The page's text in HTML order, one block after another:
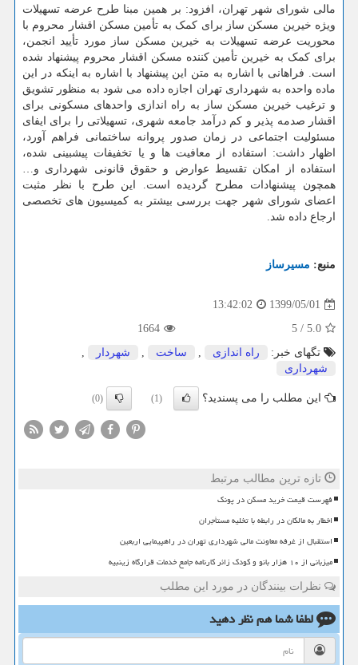
مالی شورای شهر تهران، افزود: بر همین مبنا طرح عرضه تسهیلات
ویژه خیرین مسکن ساز برای کمک به تأمین مسکن اقشار محروم با
محوریت عرضه تسهیلات به خیرین مسکن ساز مورد تأیید انجمن،
برای کمک به خیرین تأمین کننده مسکن اقشار محروم پیشنهاد شده
است. فراهانی با اشاره به متن این پیشنهاد با اشاره به اینکه در این
ماده واحده به شهرداری تهران اجازه داده می شود به منظور تشویق
و ترغیب خیرین مسکن ساز به راه اندازی واحدهای مسکونی برای
اقشار صدمه پذیر و کم درآمد جامعه شهری، تسهیلاتی را برای ایفای
مسئولیت اجتماعی در زمان صدور پروانه ساختمانی فراهم آورد،
اظهار داشت: استفاده از معافیت ها و یا تخفیفات پیشبینی شده،
استفاده از امکان تقسیط عوارض و حقوق قانونی شهرداری و…
همچون پیشنهادات مطرح گردیده است. این طرح با نظر مثبت
اعضای شورای شهر جهت بررسی بیشتر به کمیسیون های تخصصی
ارجاع داده شد.
منبع: مسیرساز
1399/05/01
13:42:02
5.0
/
5
1664
تگهای خبر:
راه اندازی , ساخت , شهردار
,
شهرداری
این مطلب را می پسندید؟ (1)
(0)
تازه ترین مطالب مرتبط
فهرست قیمت خرید مسکن در پونک
اخطار به مالکان در رابطه با تخلیه مستأجران
استقبال از غرفه معاونت مالی شهرداری تهران در راهپیمایی اربعین
میزبانی از ۱۰ هزار بانو و کودک زائر کارنامه جامع خدمات قرارگاه زینبیه
نظرات بینندگان در مورد این مطلب
لطفا شما همنظر دهید